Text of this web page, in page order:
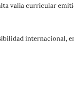
valía curricular
internacional,